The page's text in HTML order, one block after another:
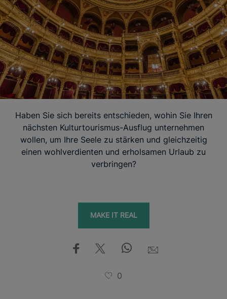
Haben Sie sich bereits entschieden, wohin Sie Ihren
nächsten Kulturtourismus-Ausflug unternehmen
wollen, um Ihre Seele zu stärken und gleichzeitig
einen wohlverdienten und erholsamen Urlaub zu
verbringen?
MAKE IT REAL
0